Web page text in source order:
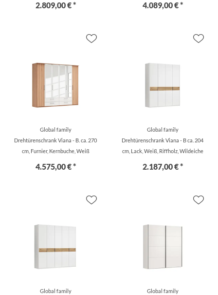
2.809,00 € * 4.089,00 € *
Global family
Drehtürenschrank Viana - B. ca. 270
cm, Furnier, Kernbuche, Weiß
4.575,00 € *
Global family
Drehtürenschrank Viana - B ca. 204
cm, Lack, Weiß, Riffholz, Wildeiche
2.187,00 € *
Global family Global family